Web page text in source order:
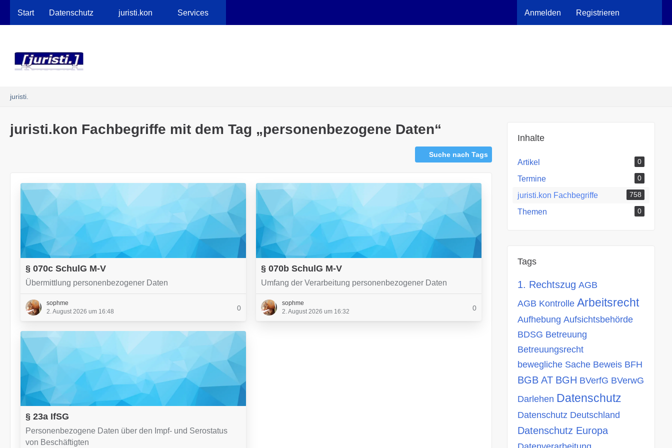
Start Datenschutz juristi.kon Services Anmelden Registrieren
juristi.
juristi.kon Fachbegriffe mit dem Tag „personenbezogene Daten“
Suche nach Tags
§ 070c SchulG M-V
Übermittlung personenbezogener Daten
sophme
2. August 2026 um 16:48
0
§ 070b SchulG M-V
Umfang der Verarbeitung personenbezogener Daten
sophme
2. August 2026 um 16:32
0
§ 23a IfSG
Personenbezogene Daten über den Impf- und Serostatus
von Beschäftigten
Inhalte
Artikel 0
Termine 0
juristi.kon Fachbegriffe 758
Themen 0
Tags
1. Rechtszug AGB
AGB Kontrolle Arbeitsrecht
Aufhebung Aufsichtsbehörde
BDSG Betreuung
Betreuungsrecht
bewegliche Sache Beweis BFH
BGB AT BGH BVerfG BVerwG
Darlehen Datenschutz
Datenschutz Deutschland
Datenschutz Europa